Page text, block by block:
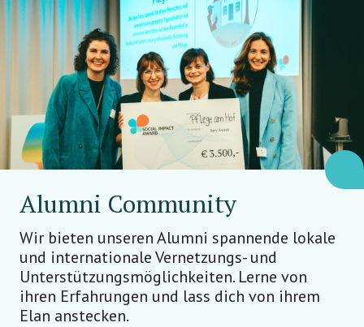
Alumni Community
Wir bieten unseren Alumni spannende lokale
und internationale Vernetzungs- und
Unterstützungsmöglichkeiten. Lerne von
ihren Erfahrungen und lass dich von ihrem
Elan anstecken.